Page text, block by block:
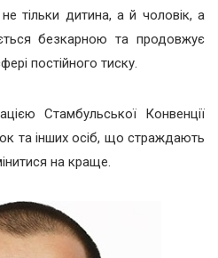
тільки дитина, а й чоловік, а
безкарною та продовжує
постійного тиску.
Стамбульської Конвенції
та інших осіб, що страждають
на краще.